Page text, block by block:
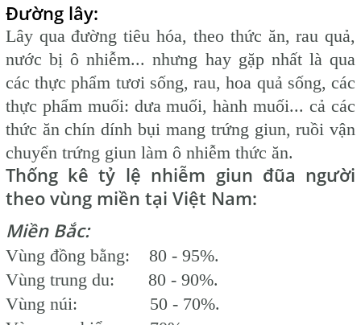
Đường lây:
Lây qua đường tiêu hóa, theo thức ăn, rau quả,
nước bị ô nhiễm... nhưng hay gặp nhất là qua
các thực phẩm tươi sống, rau, hoa quả sống, các
thực phẩm muối: dưa muối, hành muối... cả các
thức ăn chín dính bụi mang trứng giun, ruồi vận
chuyển trứng giun làm ô nhiễm thức ăn.
Thống kê tỷ lệ nhiễm giun đũa người
theo vùng miền tại Việt Nam:
Miền Bắc:
Vùng đồng bằng: 80 - 95%.
Vùng trung du: 80 - 90%.
Vùng núi: 50 - 70%.